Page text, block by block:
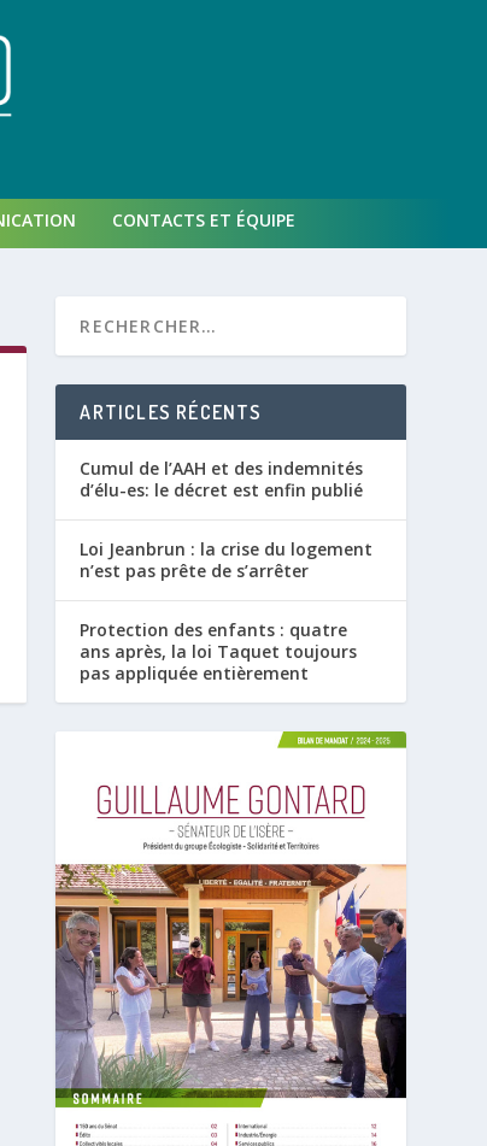
CONTACTS ET ÉQUIPE
ARTICLES RÉCENTS
Cumul de l’AAH et des indemnités
d’élu-es: le décret est enfin publié
Loi Jeanbrun : la crise du logement
n’est pas prête de s’arrêter
Protection des enfants : quatre
ans après, la loi Taquet toujours
pas appliquée entièrement